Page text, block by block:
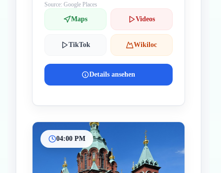
Source: Google Places
Maps Videos
TikTok Wikiloc
Details ansehen
04:00 PM